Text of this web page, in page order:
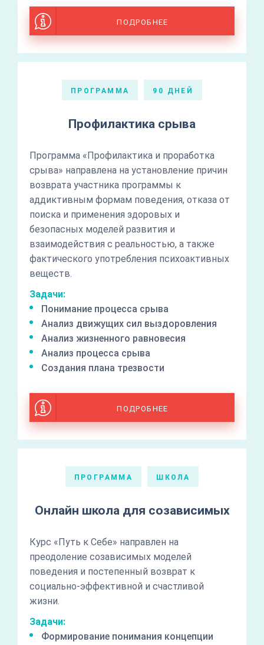
ПОДРОБНЕЕ
ПРОГРАММА 90 ДНЕЙ
Профилактика срыва
Программа «Профилактика и проработка
срыва» направлена на установление причин
возврата участника программы к
аддиктивным формам поведения, отказа от
поиска и применения здоровых и
безопасных моделей развития и
взаимодействия с реальностью, а также
фактического употребления психоактивных
веществ.
Задачи:
Понимание процесса срыва
Анализ движущих сил выздоровления
Анализ жизненного равновесия
Анализ процесса срыва
Создания плана трезвости
ПОДРОБНЕЕ
ПРОГРАММА ШКОЛА
Онлайн школа для созависимых
Курс «Путь к Себе» направлен на
преодоление созависимых моделей
поведения и постепенный возврат к
социально-эффективной и счастливой
жизни.
Задачи:
Формирование понимания концепции